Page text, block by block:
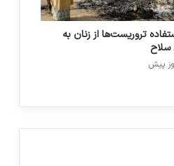
تروریست‌ها از زنان به
سلاح